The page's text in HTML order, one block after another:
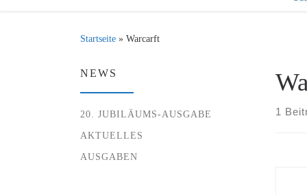
Startseite » Warcarft
1
NEWS
20. JUBILÄUMS-AUSGABE
AKTUELLES
AUSGABEN